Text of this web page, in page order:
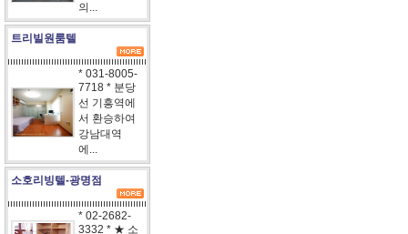
의...
트리빌원룸텔
* 031-8005-
7718 * 분당
선 기흥역에
서 환승하여
강남대역
에...
소호리빙텔-광명점
* 02-2682-
3332 * ★ 소